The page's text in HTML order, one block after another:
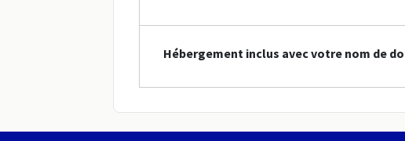
Hébergement inclus avec votre nom de